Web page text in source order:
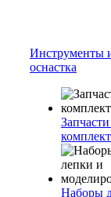
Инструменты
оснастка
Наборы